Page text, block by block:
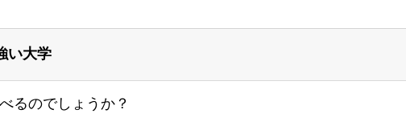
い大学
るのでしょうか？